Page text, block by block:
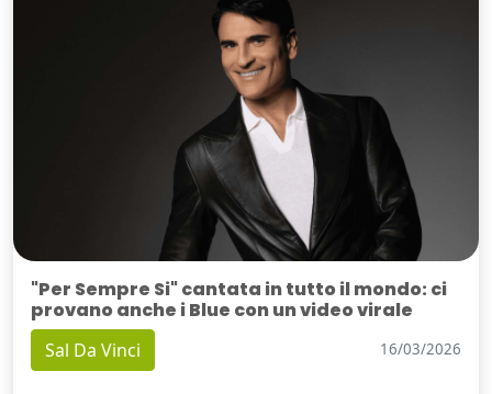
"Per Sempre Si" cantata in tutto il mondo: ci
provano anche i Blue con un video virale
Sal Da Vinci 16/03/2026